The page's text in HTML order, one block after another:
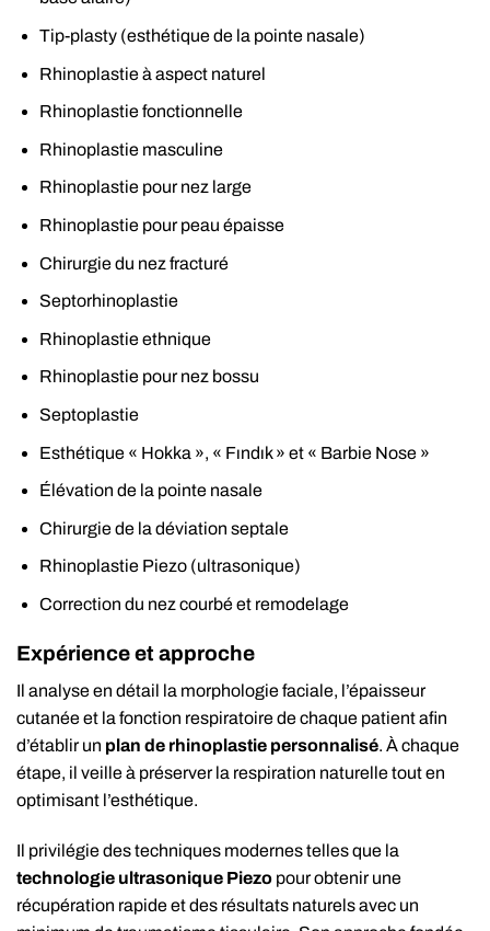
Tip-plasty (esthétique de la pointe nasale)
Rhinoplastie à aspect naturel
Rhinoplastie fonctionnelle
Rhinoplastie masculine
Rhinoplastie pour nez large
Rhinoplastie pour peau épaisse
Chirurgie du nez fracturé
Septorhinoplastie
Rhinoplastie ethnique
Rhinoplastie pour nez bossu
Septoplastie
Esthétique « Hokka », « Fındık » et « Barbie Nose »
Élévation de la pointe nasale
Chirurgie de la déviation septale
Rhinoplastie Piezo (ultrasonique)
Correction du nez courbé et remodelage
Expérience et approche
Il analyse en détail la morphologie faciale, l’épaisseur
cutanée et la fonction respiratoire de chaque patient afin
d’établir un plan de rhinoplastie personnalisé. À chaque
étape, il veille à préserver la respiration naturelle tout en
optimisant l’esthétique.
Il privilégie des techniques modernes telles que la
technologie ultrasonique Piezo pour obtenir une
récupération rapide et des résultats naturels avec un